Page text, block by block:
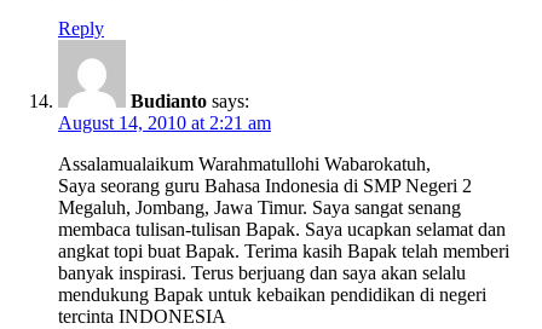
Reply
Budianto says:
August 14, 2010 at 2:21 am
Assalamualaikum Warahmatullohi Wabarokatuh,
Saya seorang guru Bahasa Indonesia di SMP Negeri 2
Megaluh, Jombang, Jawa Timur. Saya sangat senang
membaca tulisan-tulisan Bapak. Saya ucapkan selamat dan
angkat topi buat Bapak. Terima kasih Bapak telah memberi
banyak inspirasi. Terus berjuang dan saya akan selalu
mendukung Bapak untuk kebaikan pendidikan di negeri
tercinta INDONESIA